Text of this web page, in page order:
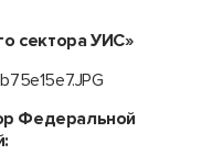
сектора УИС»
Федеральной